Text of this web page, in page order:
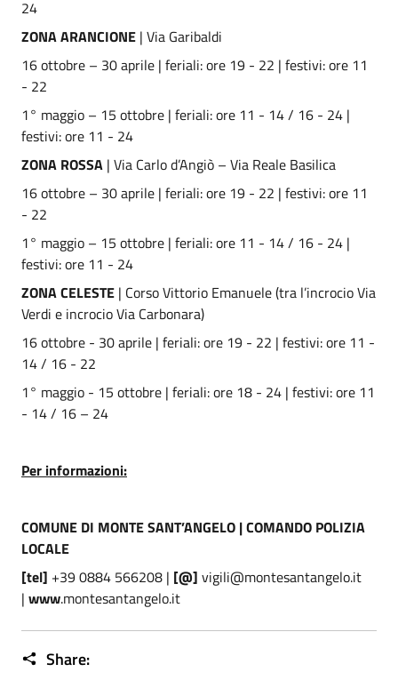
24
ZONA ARANCIONE | Via Garibaldi
16 ottobre – 30 aprile | feriali: ore 19 - 22 | festivi: ore 11
- 22
1° maggio – 15 ottobre | feriali: ore 11 - 14 / 16 - 24 |
festivi: ore 11 - 24
ZONA ROSSA | Via Carlo d’Angiò – Via Reale Basilica
16 ottobre – 30 aprile | feriali: ore 19 - 22 | festivi: ore 11
- 22
1° maggio – 15 ottobre | feriali: ore 11 - 14 / 16 - 24 |
festivi: ore 11 - 24
ZONA CELESTE | Corso Vittorio Emanuele (tra l’incrocio Via
Verdi e incrocio Via Carbonara)
16 ottobre - 30 aprile | feriali: ore 19 - 22 | festivi: ore 11 -
14 / 16 - 22
1° maggio - 15 ottobre | feriali: ore 18 - 24 | festivi: ore 11
- 14 / 16 – 24
Per informazioni:
COMUNE DI MONTE SANT’ANGELO | COMANDO POLIZIA
LOCALE
[tel] +39 0884 566208 | [@] vigili@montesantangelo.it
| www.montesantangelo.it
Share: